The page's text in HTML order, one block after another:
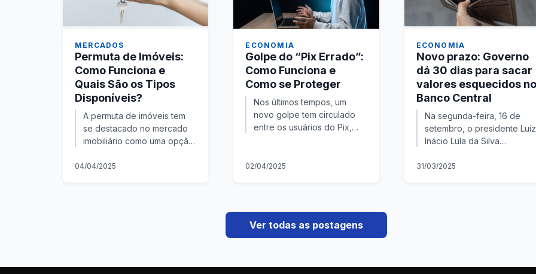
MERCADOS
Permuta de Imóveis:
Como Funciona e
Quais São os Tipos
Disponíveis?
A permuta de imóveis tem
se destacado no mercado
imobiliário como uma opção
compra e venda
04/04/2025
ECONOMIA
Golpe do “Pix Errado”:
Como Funciona e
Como se Proteger
Nos últimos tempos, um
novo golpe tem circulado
entre os usuários do Pix,
Este crime se aproveita de
02/04/2025
ECONOMIA
Novo prazo: Governo
dá 30 dias para sacar
valores esquecidos no
Banco Central
Na segunda-feira, 16 de
setembro, o presidente Luiz
Inácio Lula da Silva
14.973/24, que trata da
31/03/2025
Ver todas as postagens